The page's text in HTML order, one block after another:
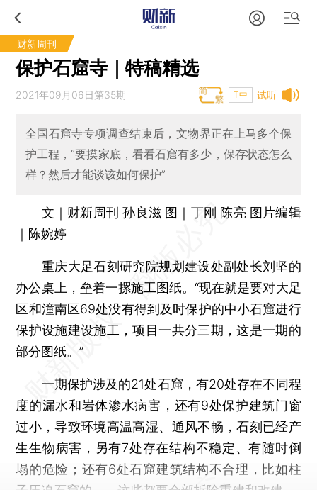
财新周刊
保护石窟寺｜特稿精选
试听
2021年09月06日第35期 T中
全国石窟寺专项调查结束后，文物界正在上马多个保
护工程，“要摸家底，看看石窟有多少，保存状态怎么
样？然后才能谈该如何保护”
文｜财新周刊 孙良滋 图｜丁刚 陈亮 图片编辑
｜陈婉婷
重庆大足石刻研究院规划建设处副处长刘坚的
办公桌上，垒着一摞施工图纸。“现在就是要对大足
区和潼南区69处没有得到及时保护的中小石窟进行
保护设施建设施工，项目一共分三期，这是一期的
部分图纸。”
一期保护涉及的21处石窟，有20处存在不同程
度的漏水和岩体渗水病害，还有9处保护建筑门窗
过小，导致环境高温高湿、通风不畅，石刻已经产
生生物病害，另有7处存在结构不稳定、有随时倒
塌的危险；还有6处石窟建筑结构不合理，比如柱